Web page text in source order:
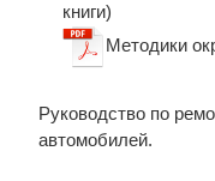
книги)
Методики
Руководство по
автомобилей.